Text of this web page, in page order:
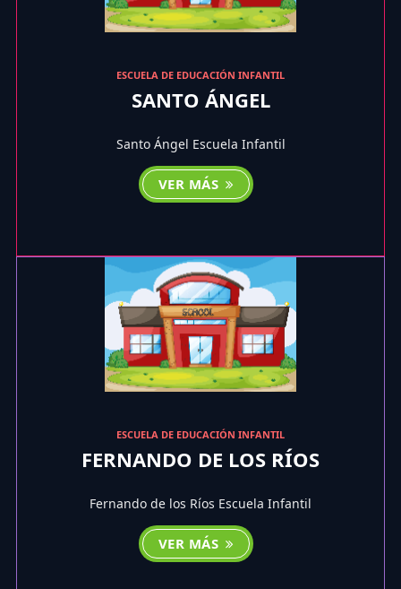
ESCUELA DE EDUCACIÓN INFANTIL
SANTO ÁNGEL
Santo Ángel Escuela Infantil
VER MÁS
ESCUELA DE EDUCACIÓN INFANTIL
FERNANDO DE LOS RÍOS
Fernando de los Ríos Escuela Infantil
VER MÁS